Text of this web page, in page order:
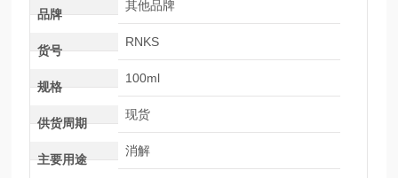
品牌
其他品牌
货号
RNKS
规格
100ml
供货周期
现货
主要用途
消解